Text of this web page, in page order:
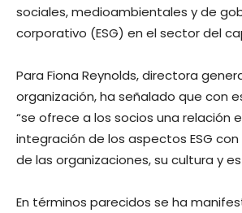
sociales, medioambientales y de
corporativo (ESG) en el sector del
Para Fiona Reynolds, directora
organización, ha señalado que con
“se ofrece a los socios una relación
integración de los aspectos ESG
de las organizaciones, su cultura y
En términos parecidos se ha